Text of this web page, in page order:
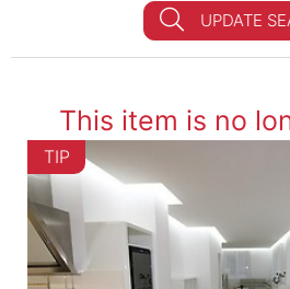
UPDATE
This item is no
TIP